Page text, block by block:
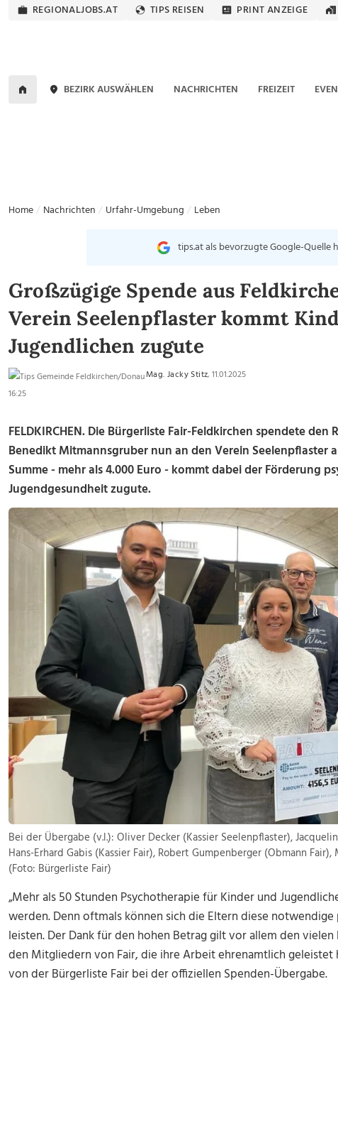
REGIONALJOBS.AT TIPS REISEN PRINT ANZEIGE
BEZIRK AUSWÄHLEN NACHRICHTEN FREIZEIT
Home Nachrichten Urfahr-Umgebung Leben
tips.at als bevorzugte Google-Quelle
Großzügige Spende aus
Verein Seelenpflaster kommt
Jugendlichen zugute
Mag. Jacky Stitz, 11.01.2025
16:25
FELDKIRCHEN. Die Bürgerliste Fair-Feldkirchen spendete
Benedikt Mitmannsgruber nun an den Verein Seelenpflaster
Summe - mehr als 4.000 Euro - kommt dabei derFörderung
Jugendgesundheit zugute.
Bei der Übergabe (v.l.): Oliver Decker (Kassier Seelenpflaster),
Hans-Erhard Gabis (Kassier Fair), Robert Gumpenberger (Obmann
(Foto: Bürgerliste Fair)
„Mehr als 50 Stunden Psychotherapie für Kinder und
werden. Denn oftmals können sich die Eltern diese
leisten. Der Dank für den hohen Betrag gilt vor allem den
den Mitgliedern von Fair, die ihre Arbeit ehrenamtlich geleistet
von der Bürgerliste Fair bei der offiziellen Spenden-Übergabe.